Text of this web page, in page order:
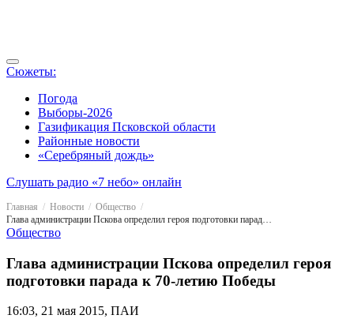
Сюжеты:
Погода
Выборы-2026
Газификация Псковской области
Районные новости
«Серебряный дождь»
Слушать радио «7 небо» онлайн
Главная Новости
Общество
Глава администрации Пскова определил героя подготовки парада к 70-летию Победы
Общество
Глава администрации Пскова определил героя
подготовки парада к 70-летию Победы
16:03, 21 мая 2015, ПАИ